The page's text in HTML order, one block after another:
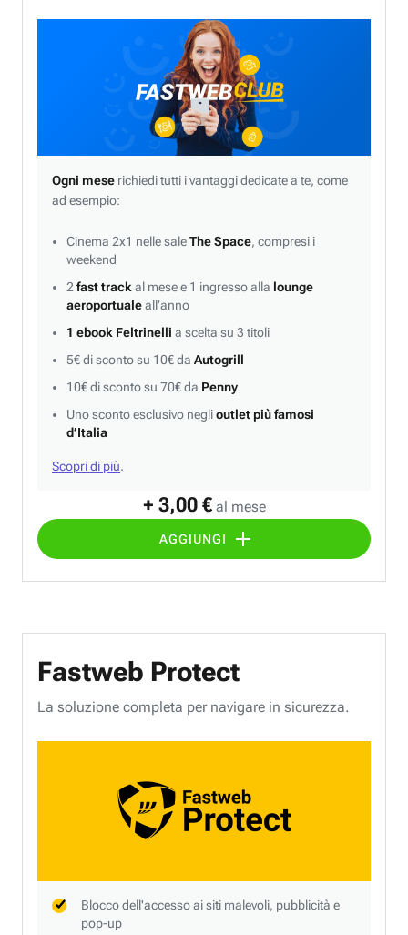
+ 3,00 € al mese
AGGIUNGI
Ogni mese richiedi tutti i vantaggi dedicate a te, come
ad esempio:
Cinema 2x1 nelle saleThe Space, compresi i
weekend
2 fast track al mese e 1 ingresso alla lounge
aeroportualeall’anno
1 ebook Feltrinelli a scelta su 3 titoli
5€ di sconto su 10€ da Autogrill
10€ di sconto su 70€ da Penny
Uno sconto esclusivo neglioutlet più famosi
d’Italia
Scopri di più.
Fastweb Protect
La soluzione completa per navigare in sicurezza.
Blocco dell'accesso ai siti malevoli, pubblicità e
pop-up